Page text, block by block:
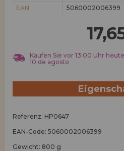
Los gehts! Wir haben auf dich gewartet.
EAN
5060002006399
Kaufen Sie vor 13:00 Uhr
10 de agosto
Referenz: HP0647
EAN-Code: 5060002006399
Gewicht: 800 g